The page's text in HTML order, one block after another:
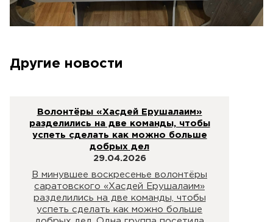
Другие новости
Волонтёры «Хасдей Ерушалаим»
разделились на две команды, чтобы
успеть сделать как можно больше
добрых дел
29.04.2026
В минувшее воскресенье волонтёры
саратовского «Хасдей Ерушалаим»
разделились на две команды, чтобы
успеть сделать как можно больше